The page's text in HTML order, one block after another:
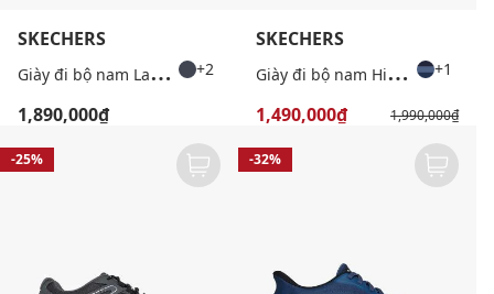
SKECHERS
G
iày đi bộ nam Lancer +2
1,890,000₫
SKECHERS
G
iày đi bộ nam Hillcrest 2.0 +1
1,490,000₫ 1,990,000₫
-25% -32%